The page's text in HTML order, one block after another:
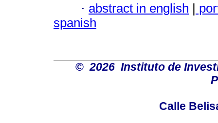
· abstract in english |
spanish
© 2026 Instituto de
Calle